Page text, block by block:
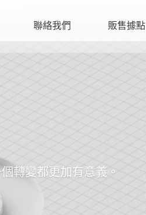
聯絡我們 販售據點
轉變都更加有意義。